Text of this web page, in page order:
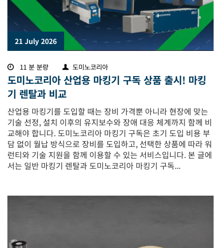
21 July 2026
11 분 분량 도미노코리아
도미노코리아 산업용 마킹기 구독 상품 출시! 마킹
기 렌탈과 비교
산업용 마킹기를 도입할 때는 장비 가격뿐 아니라 현장에 맞는
기술 선정, 설치 이후의 유지보수와 장애 대응 체계까지 함께 비
교해야 합니다. 도미노코리아 마킹기 구독은 초기 도입 비용 부
담 없이 월납 방식으로 장비를 도입하고, 선택한 상품에 따라 워
런티와 기술 지원을 함께 이용할 수 있는 서비스입니다. 본 글에
서는 일반 마킹기 렌탈과 도미노코리아 마킹기 구독...